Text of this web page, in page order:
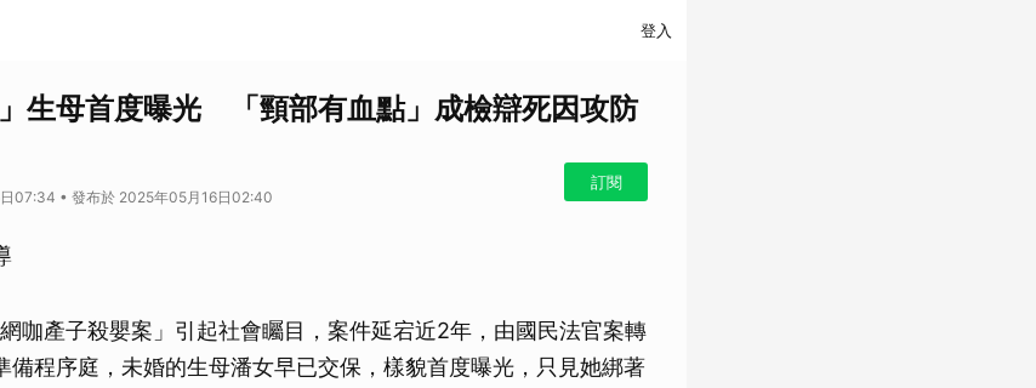
登入
生母首度曝光 「頸部有血點」成檢辯死因攻防
07:34 • 發布於 2025年05月16日02:40
訂閱
咖產子殺嬰案」引起社會矚目，案件延宕近2年，由國民法官案轉
備程序庭，未婚的生母潘女早已交保，樣貌首度曝光，只見她綁著